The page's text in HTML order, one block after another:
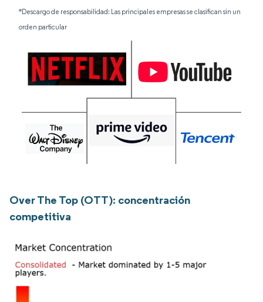
*Descargo de responsabilidad: Las principales empresas se clasifican sin un
orden particular
Over The Top (OTT): concentración
competitiva